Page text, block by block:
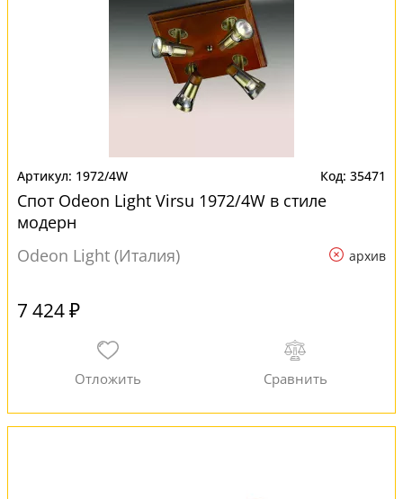
1972/4W 35471
Спот Odeon Light Virsu 1972/4W в стиле
модерн
Odeon Light (Италия)
архив
7 424 ₽